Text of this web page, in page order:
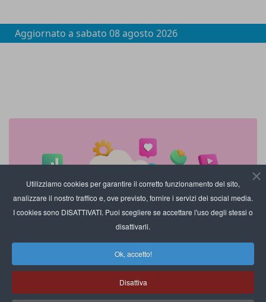
Utilizziamo cookies per garantire il corretto funzionamento del sito,
analizzare il nostro traffico e, ove previsto, fornire i servizi dei social media.
I cookies sono DISATTIVATI. Puoi scegliere se accettare l'uso degli stessi o
disattivarli.
Ok, accetto!
Disattiva
Aggiornato a sabato 08 agosto 2026